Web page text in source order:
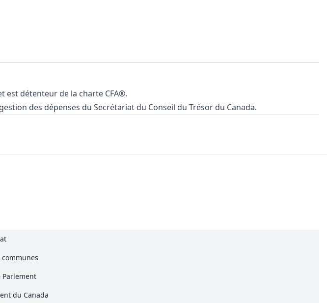
est détenteur de la charte CFA®.
des dépenses du Secrétariat du Conseil du Trésor du Canada.
Parlement
du Canada